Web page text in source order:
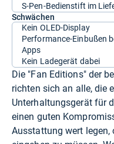
S-Pen-Bedienstift im
Schwächen
Kein OLED-Display
Performance-Einbußen
Apps
Kein Ladegerät dabei
Die "Fan Editions" der
richten sich an alle, die
Unterhaltungsgerät für
einen guten
Ausstattung wert